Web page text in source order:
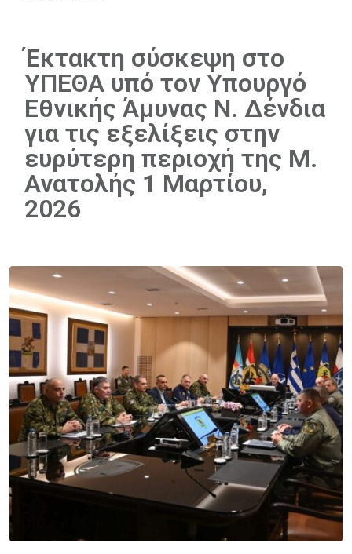
Έκτακτη σύσκεψη στο
ΥΠΕΘΑ υπό τον Υπουργό
Εθνικής Άμυνας Ν. Δένδια
για τις εξελίξεις στην
ευρύτερη περιοχή της Μ.
Ανατολής 1 Μαρτίου,
2026